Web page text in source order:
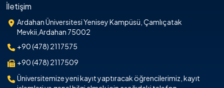
İletişim
Ardahan Üniversitesi Yenisey Kampüsü, Çamlıçatak
Mevkii,Ardahan 75002
+90 (478) 2117575
+90 (478) 2117509
Üniversitemize yeni kayıt yaptıracak öğrencilerimiz, kayıt